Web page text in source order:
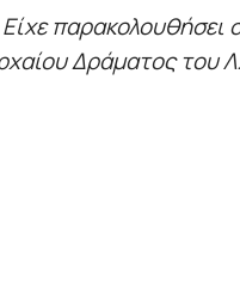
παρακολουθήσει
Δράματος του